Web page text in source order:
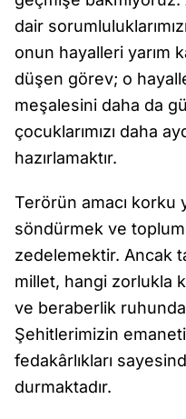
dair
onun hayalleri yarım
düşen görev; o
meşalesini daha da
çocuklarımızı daha
hazırlamaktır.
Terörün amacı korku
söndürmek ve
zedelemektir. Ancak
millet, hangi zorlukla
ve beraberlik
Şehitlerimizin
fedakârlıkları
durmaktadır.